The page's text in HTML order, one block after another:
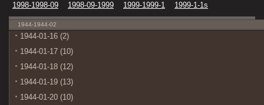
1998-1998-09
1998-09-1999 1999-1999-1 1999-1-1s
1944-1944-02
1944-01-16 (2)
1944-01-17 (10)
1944-01-18 (12)
1944-01-19 (13)
1944-01-20 (10)